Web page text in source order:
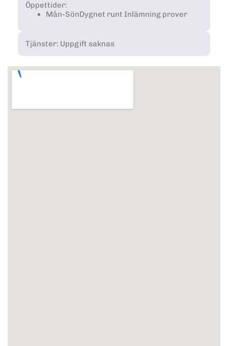
Öppettider:
Mån-SönDygnet runt Inlämning prover
Tjänster: Uppgift saknas